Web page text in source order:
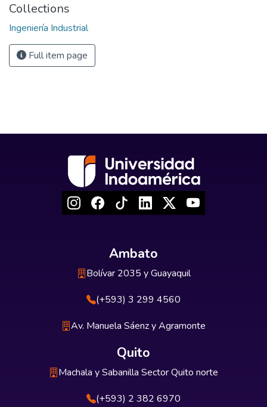
Collections
Ingeniería Industrial
Full item page
Ambato
Bolívar 2035 y Guayaquil
(+593) 3 299 4560
Av. Manuela Sáenz y Agramonte
Quito
Machala y Sabanilla Sector Quito norte
(+593) 2 382 6970